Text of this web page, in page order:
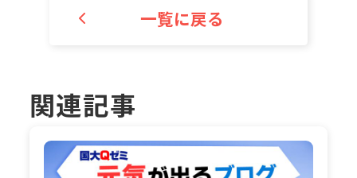
一覧に戻る
関連記事